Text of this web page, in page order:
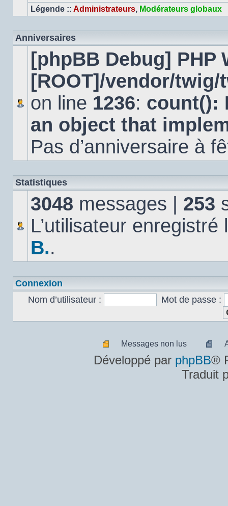
Légende :: Administrateurs, Modérateurs globaux
Anniversaires
[phpBB Debug] PHP
[ROOT]/vendor/
on line 1236: count():
an object that
Pas d’anniversaire à
Statistiques
3048 messages | 253
L’utilisateur
B..
Connexion
Nom d’utilisateur :
Mot de passe :
Messages
non
Messages non lus
lu
Développé par phpBB®
Traduit